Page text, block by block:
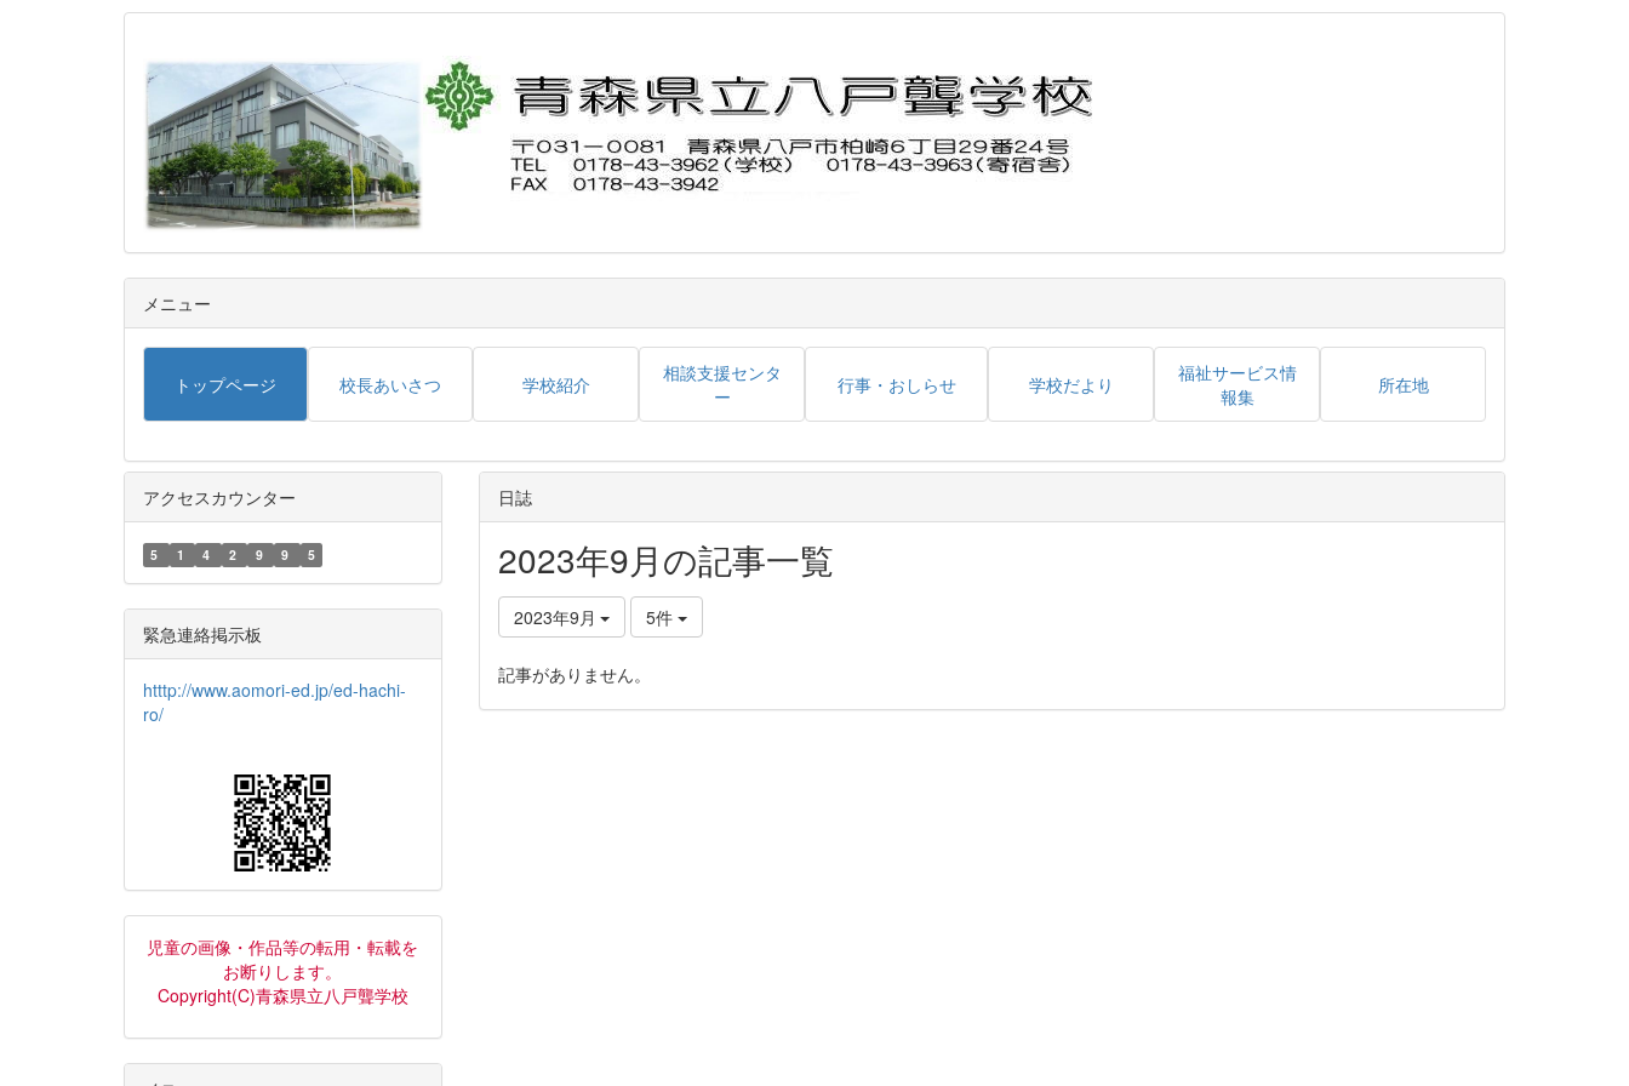
メニュー
トップページ 校長あいさつ 学校紹介
相談支援センタ
ー
行事・おしらせ 学校だより
福祉サービス情
報集
所在地
日誌
2023年9月の記事一覧
2023年9月 5件
記事がありません。
アクセスカウンター
5 1 4 2 9 9 5
緊急連絡掲示板
htttp://www.aomori-ed.jp/ed-hachi-
ro/
児童の画像・作品等の転用・転載を
お断りします。
Copyright(C)青森県立八戸聾学校